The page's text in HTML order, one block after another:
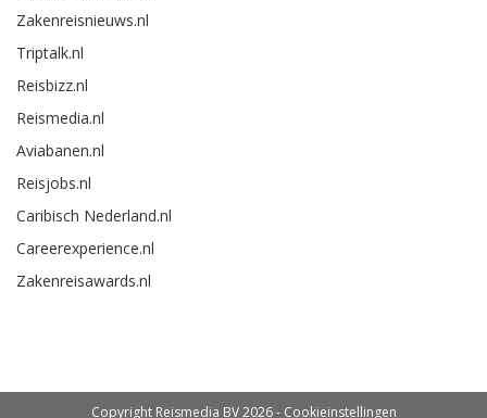
Zakenreisnieuws.nl
Triptalk.nl
Reisbizz.nl
Reismedia.nl
Aviabanen.nl
Reisjobs.nl
Caribisch Nederland.nl
Careerexperience.nl
Zakenreisawards.nl
Copyright Reismedia BV 2026 - Cookieinstellingen